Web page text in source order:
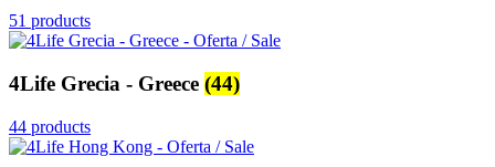
51 products
4Life Grecia - Greece (44)
44 products